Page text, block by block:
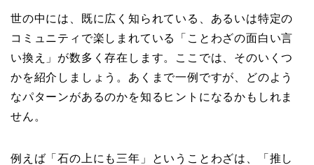
世の中には、既に広く知られている、あるいは特定の
コミュニティで楽しまれている「ことわざの面白い言
い換え」が数多く存在します。ここでは、そのいくつ
かを紹介しましょう。あくまで一例ですが、どのよう
なパターンがあるのかを知るヒントになるかもしれま
せん。
例えば「石の上にも三年」ということわざは、「推し